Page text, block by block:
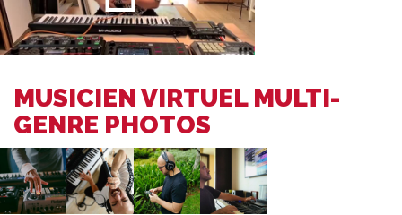
MUSICIEN VIRTUEL MULTI-
GENRE PHOTOS